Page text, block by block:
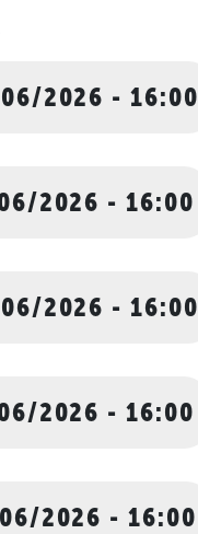
2026 - 16:00
2026 - 16:00
2026 - 16:00
2026 - 16:00
2026 - 16:00